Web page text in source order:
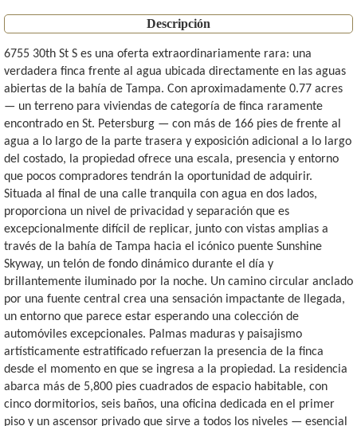
Descripción
6755 30th St S es una oferta extraordinariamente rara: una
verdadera finca frente al agua ubicada directamente en las aguas
abiertas de la bahía de Tampa. Con aproximadamente 0.77 acres
— un terreno para viviendas de categoría de finca raramente
encontrado en St. Petersburg — con más de 166 pies de frente al
agua a lo largo de la parte trasera y exposición adicional a lo largo
del costado, la propiedad ofrece una escala, presencia y entorno
que pocos compradores tendrán la oportunidad de adquirir.
Situada al final de una calle tranquila con agua en dos lados,
proporciona un nivel de privacidad y separación que es
excepcionalmente difícil de replicar, junto con vistas amplias a
través de la bahía de Tampa hacia el icónico puente Sunshine
Skyway, un telón de fondo dinámico durante el día y
brillantemente iluminado por la noche. Un camino circular anclado
por una fuente central crea una sensación impactante de llegada,
un entorno que parece estar esperando una colección de
automóviles excepcionales. Palmas maduras y paisajismo
artísticamente estratificado refuerzan la presencia de la finca
desde el momento en que se ingresa a la propiedad. La residencia
abarca más de 5,800 pies cuadrados de espacio habitable, con
cinco dormitorios, seis baños, una oficina dedicada en el primer
piso y un ascensor privado que sirve a todos los niveles — esencial